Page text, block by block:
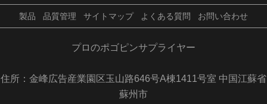
製品 品質管理 サイトマップ よくある質問 お問い合わせ
プロのポゴピンサプライヤー
住所：金峰広告産業園区玉山路646号A棟1411号室 中国江蘇省
蘇州市